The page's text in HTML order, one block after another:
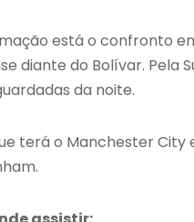
está o confronto
diante do Bolívar. Pela
da noite.
terá o Manchester